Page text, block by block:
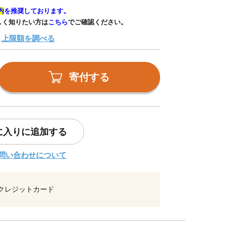
を推奨しております。
知りたい方はこちらでご確認ください。
上限額を調べる
寄付する
入りに追加する
い合わせについて
レジットカード